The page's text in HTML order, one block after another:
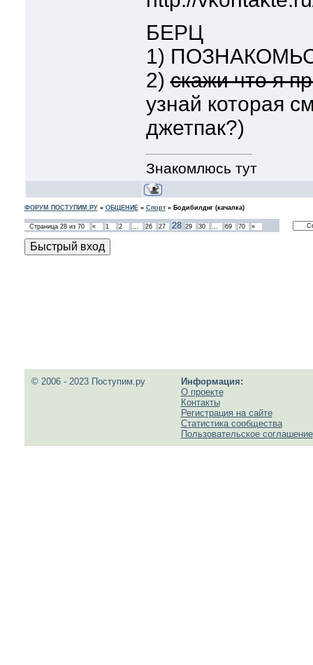
БЕРЦ
1)
2)скажи что я
узнай которая
джетпак?)
Знакомлюсь тут
ФОРУМ ПОСТУПИМ.РУ» ОБЩЕНИЕ» Спорт» Бодибилднг (качалка)
Страница 28из 70 « 1 2 … 26 27 28 29 30 … 69 70 »
© 2006 - 2023 Поступим.ру
Информация:
О проекте
Контакты
Регистрация на сайте
Статистика сообщества
Пользовательское соглашение